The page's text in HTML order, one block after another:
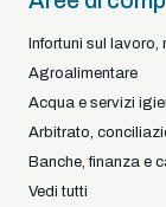
Infortuni sul
Agroalimentare
Acqua e servizi
Arbitrato,
Banche, finanza e
Vedi tutti